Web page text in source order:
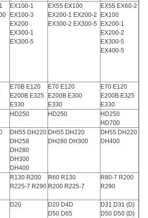
EX100-1
EX100-3
EX200
EX300-1
EX300-5
EX55 EX100
EX200-1 EX200-2
EX300-2 EX300-5
EX55 EX60-2
EX100
EX200-1
EX200-2
EX300-5
EX400-5
E70B E120
E200B E325
E330
E70 E120
E200B E300
E330
E70 E120
E200B E325
E330
HD250 HD250
HD250
HD700
DH55 DH220
DH258
DH280
DH300
DH400
DH55 DH220
DH280 DH300
DH55 DH220
DH400
R130 R200
R225-7 R290
R60 R130
R200 R225-7
R80-7 R200
R290
D20
D20 D4D
D50 D65
D31 D31 (D)
D50 D50 (D)